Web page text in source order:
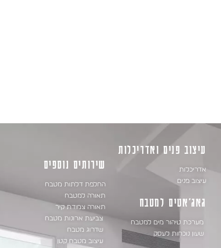
עיצוב פנים ואדריכלות
אדריכלות
עיצוב פנים
גאג'אטים למטבח
מערכת טיהור מים למטבח
שעון נוכחות לעסק
שירותים נוספים
החלפת דלתות מטבח
תאורה למטבח
תאורה צמודת קיר
צביעת ארונות מטבח
שדרוג מטבח
עיצוב מטבח קטן